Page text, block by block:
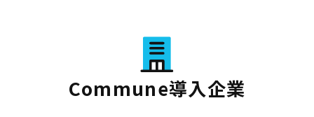
Commune導入企業